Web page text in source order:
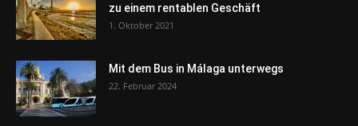
zu einem rentablen Geschäft
1. Oktober 2021
Mit dem Bus in Málaga unterwegs
22. Februar 2024